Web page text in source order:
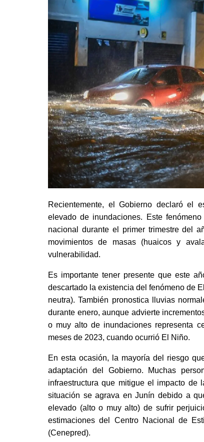
Recientemente, el Gobierno declaró el
elevado de inundaciones. Este
nacional durante el primer trimestre del
movimientos de masas (huaicos y
vulnerabilidad.
Es importante tener presente que este
descartado la existencia del fenómeno de
neutra). También pronostica lluvias
durante enero, aunque advierte
o muy alto de inundaciones representa
meses de 2023, cuando ocurrió El Niño.
En esta ocasión, la mayoría del riesgo
adaptación del Gobierno. Muchas
infraestructura que mitigue el impacto
situación se agrava en Junín debido a
elevado (alto o muy alto) de sufrir
estimaciones del Centro Nacional de
(Cenepred).